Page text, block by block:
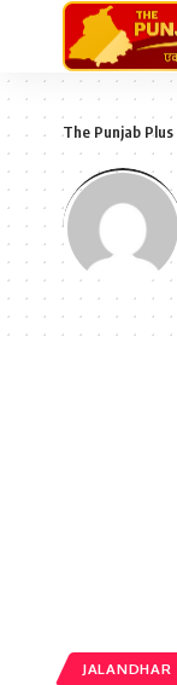
The Punjab Plus
JALANDHAR